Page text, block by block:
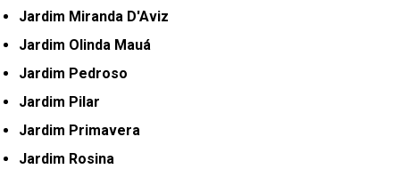
Jardim Miranda D'Aviz
Jardim Olinda Mauá
Jardim Pedroso
Jardim Pilar
Jardim Primavera
Jardim Rosina